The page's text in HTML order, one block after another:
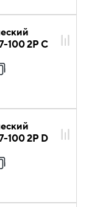
100 2P C
100 2P D